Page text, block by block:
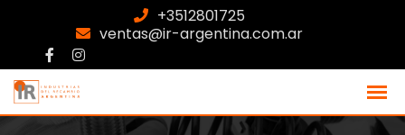
+3512801725
ventas@ir-argentina.com.ar